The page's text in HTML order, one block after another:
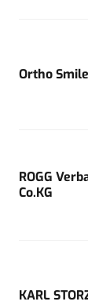
Ortho
ROGG
Co.KG
KARL